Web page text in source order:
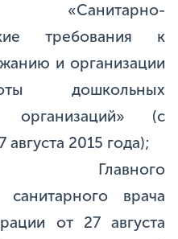
«Санитарно-
требования к
и организации
дошкольных
организаций» (с
2015 года);
Главного
санитарного врача
от 27 августа